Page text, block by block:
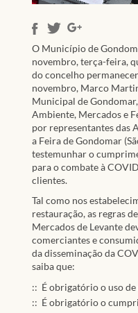
O Município de
novembro, terça-feira,
do concelho
novembro, Marco
Municipal de
Ambiente, Mercados e
por representantes das
a Feira de Gondomar
testemunhar o
para o combate à
clientes.
Tal como nos
restauração, as regras
Mercados de Levante
comerciantes e
da disseminação da
saiba que:
É obrigatório o uso de
É obrigatório o